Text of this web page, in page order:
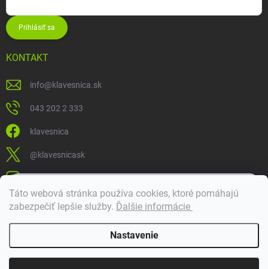
Táto webová stránka používa cookies, ktoré pomáhajú
zabezpečiť lepšie služby. Ďalšie informácie
Nastavenie
Prihlásiť sa
KONTAKT
info@klavesnica.sk
043 202 2 333
klavesnica
@klavesnicask
klavesnica_sk
Doprava a platba
Dobrý deň! 👋 Pomôžem vám nájsť správny diel. Napíšte mi.